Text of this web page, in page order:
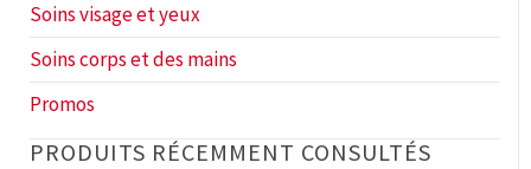
Soins visage et yeux
Soins corps et des mains
Promos
PRODUITS RÉCEMMENT CONSULTÉS